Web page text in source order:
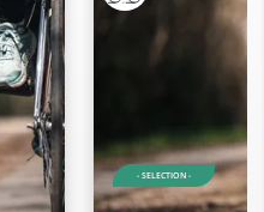
- SELECTION -